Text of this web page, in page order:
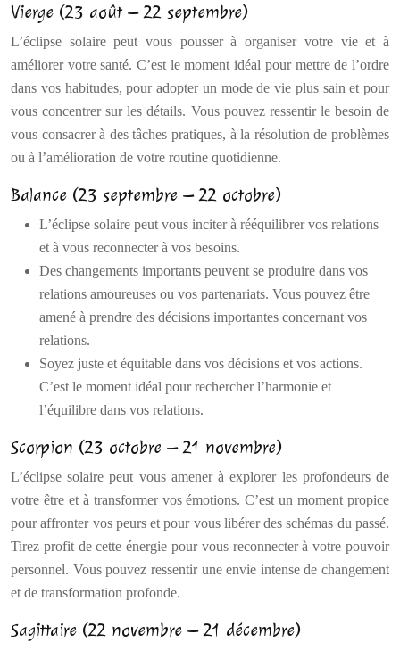
Vierge (23 août – 22 septembre)
L’éclipse solaire peut vous pousser à organiser votre vie et à
améliorer votre santé. C’est le moment idéal pour mettre de l’ordre
dans vos habitudes, pour adopter un mode de vie plus sain et pour
vous concentrer sur les détails. Vous pouvez ressentir le besoin de
vous consacrer à des tâches pratiques, à la résolution de problèmes
ou à l’amélioration de votre routine quotidienne.
Balance (23 septembre – 22 octobre)
L’éclipse solaire peut vous inciter à rééquilibrer vos relations
et à vous reconnecter à vos besoins.
Des changements importants peuvent se produire dans vos
relations amoureuses ou vos partenariats. Vous pouvez être
amené à prendre des décisions importantes concernant vos
relations.
Soyez juste et équitable dans vos décisions et vos actions.
C’est le moment idéal pour rechercher l’harmonie et
l’équilibre dans vos relations.
Scorpion (23 octobre – 21 novembre)
L’éclipse solaire peut vous amener à explorer les profondeurs de
votre être et à transformer vos émotions. C’est un moment propice
pour affronter vos peurs et pour vous libérer des schémas du passé.
Tirez profit de cette énergie pour vous reconnecter à votre pouvoir
personnel. Vous pouvez ressentir une envie intense de changement
et de transformation profonde.
Sagittaire (22 novembre – 21 décembre)